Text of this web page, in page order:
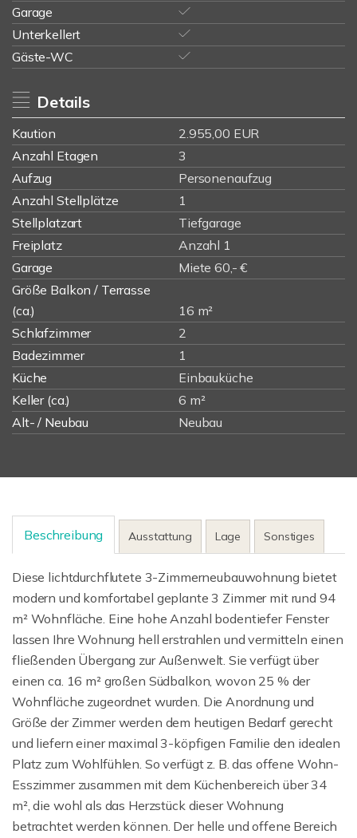
Garage
Unterkellert
Gäste-WC
Details
Kaution
2.955,00 EUR
Anzahl Etagen
3
Aufzug
Personenaufzug
Anzahl Stellplätze
1
Stellplatzart
Tiefgarage
Freiplatz
Anzahl 1
Garage
Miete 60,- €
Größe Balkon / Terrasse
(ca.)
16 m²
Schlafzimmer
2
Badezimmer
1
Küche
Einbauküche
Keller (ca.)
6 m²
Alt- / Neubau
Neubau
Beschreibung Ausstattung Lage Sonstiges
Diese lichtdurchflutete 3-Zimmerneubauwohnung bietet
modern und komfortabel geplante 3 Zimmer mit rund 94
m² Wohnfläche. Eine hohe Anzahl bodentiefer Fenster
lassen Ihre Wohnung hell erstrahlen und vermitteln einen
fließenden Übergang zur Außenwelt. Sie verfügt über
einen ca. 16 m² großen Südbalkon, wovon 25 % der
Wohnfläche zugeordnet wurden. Die Anordnung und
Größe der Zimmer werden dem heutigen Bedarf gerecht
und liefern einer maximal 3-köpfigen Familie den idealen
Platz zum Wohlfühlen. So verfügt z. B. das offene Wohn-
Esszimmer zusammen mit dem Küchenbereich über 34
m², die wohl als das Herzstück dieser Wohnung
betrachtet werden können. Der helle und offene Bereich